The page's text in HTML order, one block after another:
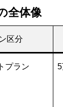
全体像
区分
プラン